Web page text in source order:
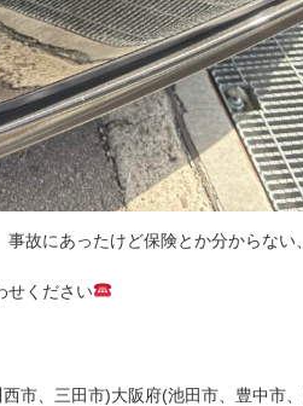
故にあったけど保険とか分からない
せください
市、三田市)大阪府(池田市、豊中市